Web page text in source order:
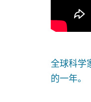
全球科学
的一年。